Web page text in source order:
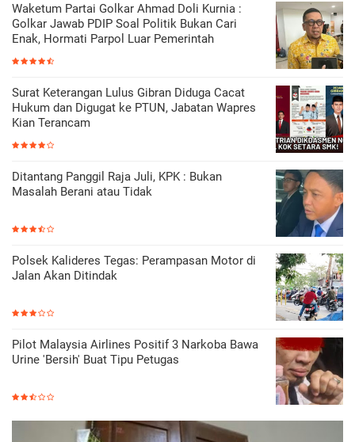
Waketum Partai Golkar Ahmad Doli Kurnia :
Golkar Jawab PDIP Soal Politik Bukan Cari
Enak, Hormati Parpol Luar Pemerintah
Surat Keterangan Lulus Gibran Diduga Cacat
Hukum dan Digugat ke PTUN, Jabatan Wapres
Kian Terancam
Ditantang Panggil Raja Juli, KPK : Bukan
Masalah Berani atau Tidak
Polsek Kalideres Tegas: Perampasan Motor di
Jalan Akan Ditindak
Pilot Malaysia Airlines Positif 3 Narkoba Bawa
Urine 'Bersih' Buat Tipu Petugas